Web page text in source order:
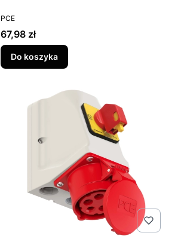
PRODUCENT
PCE
Cena
67,98 zł
Do koszyka